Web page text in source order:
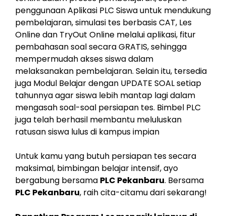
penggunaan Aplikasi PLC Siswa untuk mendukung
pembelajaran, simulasi tes berbasis CAT, Les
Online dan TryOut Online melalui aplikasi, fitur
pembahasan soal secara GRATIS, sehingga
mempermudah akses siswa dalam
melaksanakan pembelajaran. Selain itu, tersedia
juga Modul Belajar dengan UPDATE SOAL setiap
tahunnya agar siswa lebih mantap lagi dalam
mengasah soal-soal persiapan tes. Bimbel PLC
juga telah berhasil membantu meluluskan
ratusan siswa lulus di kampus impian
Untuk kamu yang butuh persiapan tes secara
maksimal, bimbingan belajar intensif, ayo
bergabung bersama PLC Pekanbaru. Bersama
PLC Pekanbaru, raih cita-citamu dari sekarang!